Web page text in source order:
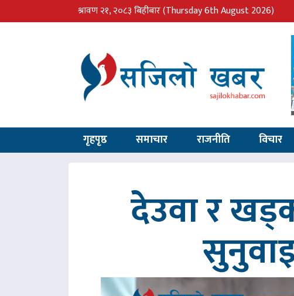
श्रावण २१, २०८३ बिहीबार(Thursday 6th August 2026)
गृहपृष्ठ समाचार राजनीति विचार
देउवा र